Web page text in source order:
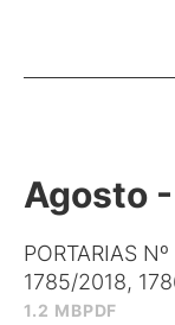
1.2 MBPDF
Agosto -
PORTARIAS
1785/2018,